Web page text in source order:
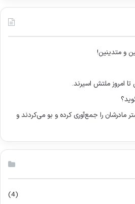
ج
ر
و متدینین!
امروز ملتش اسیرند.
مادرشان را جمع‌آوری کرده و بو می‌کردند و
(4)